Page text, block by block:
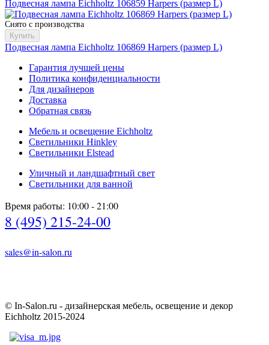
Подвесная лампа Eichholtz 106859 Harpers (размер L)
Снято с производства
Купить
Подвесная лампа Eichholtz 106869 Harpers (размер L)
Гарантия лучшей цены
Политика конфиденциальности
Для дизайнеров
Доставка
Обратная связь
Мебель и освещение Eichholtz
Светильники Hinkley
Светильники Elstead
Уличный и ландшафтный свет
Светильники для ванной
Время работы: 10:00 - 21:00
8 (495) 215-24-00
sales@in-salon.ru
© In-Salon.ru - дизайнерская мебель, освещение и декор
Eichholtz 2015-2024